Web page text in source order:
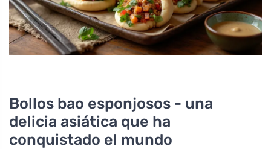
Bollos bao esponjosos - una
delicia asiática que ha
conquistado el mundo